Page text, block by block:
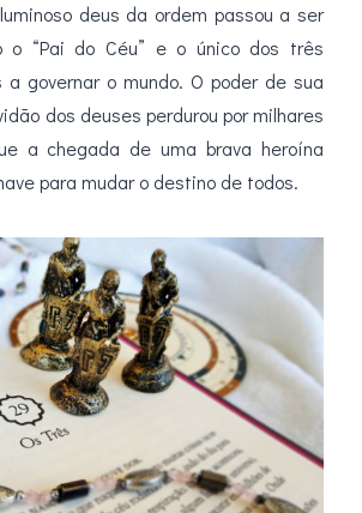
deus da ordem passou a ser
o “Pai do Céu” e o único dos três
a governar o mundo. O poder de sua
dos deuses perdurou por milhares
a chegada de uma brava heroína
para mudar o destino de todos.